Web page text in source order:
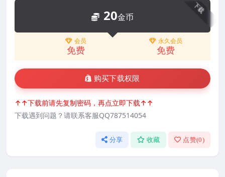
下载
20金币
会员
免费
永久会员
免费
购买下载权限
↑↑下载前请先复制密码，再点立即下载↑↑
下载遇到问题？请联系客服QQ787514054
分享 收藏 点赞(0)